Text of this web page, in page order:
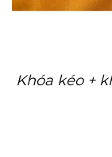
Khóa kéo +